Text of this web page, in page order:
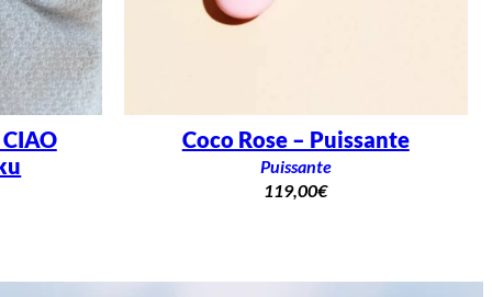
Coco Rose – Puissante
Puissante
119,00€